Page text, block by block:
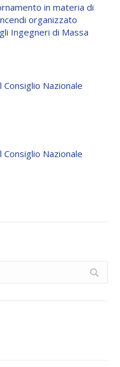
in materia di
organizzato
Ingegneri di Massa
Nazionale
Nazionale